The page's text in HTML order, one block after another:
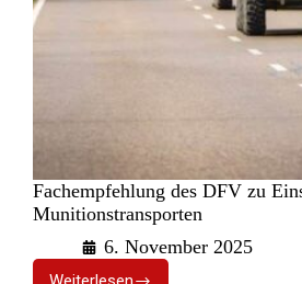
Fachempfehlung des DFV zu
Munitionstransporten
6. November 2025